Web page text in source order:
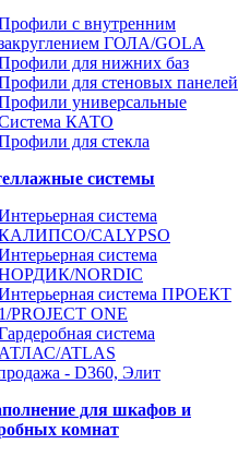
с внутренним
ГОЛА/GOLA
для нижних баз
для стеновых панелей
универсальные
КАТО
для стекла
системы
система
CALYPSO
система
NORDIC
система ПРОЕКТ
1/PROJECT ONE
система
АТЛАС/ATLAS
для шкафов и
комнат